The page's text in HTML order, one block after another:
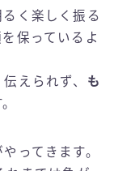
く楽しく振る
保っているよ
えられず、 も
やってきます。